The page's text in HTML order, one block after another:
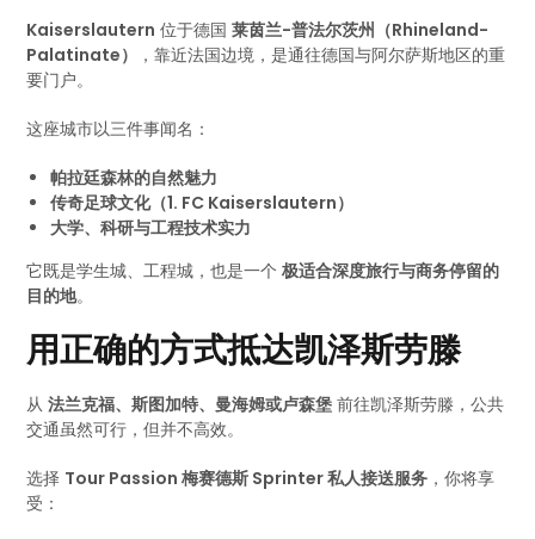
Kaiserslautern 位于德国莱茵兰-普法尔茨州（Rhineland-
Palatinate）
，靠近法国边境，是通往德国与阿尔萨斯地区的重
要门户。
这座城市以三件事闻名：
帕拉廷森林的自然魅力
传奇足球文化（1. FC Kaiserslautern）
大学、科研与工程技术实力
它既是学生城、工程城，也是一个极适合深度旅行与商务停留的
目的地。
用正确的方式抵达凯泽斯劳滕
从法兰克福、斯图加特、曼海姆或卢森堡 前往凯泽斯劳滕，公共
交通虽然可行，但并不高效。
选择 Tour Passion 梅赛德斯 Sprinter 私人接送服务 ，你将享
受：